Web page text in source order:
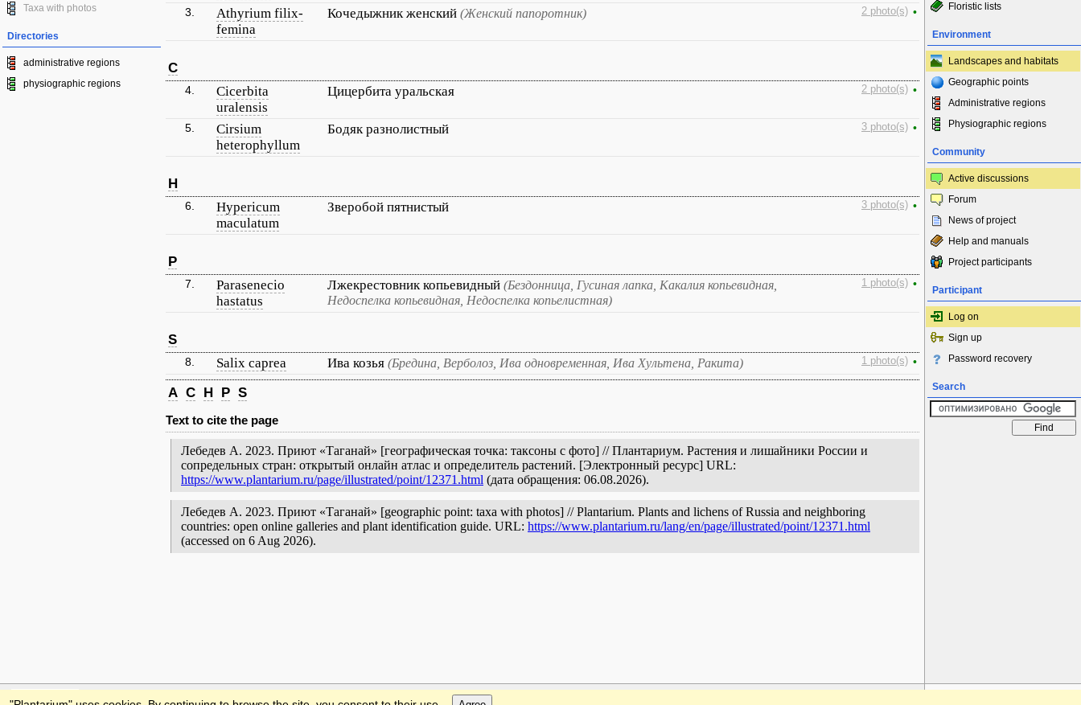
Taxa with photos
Directories
administrative regions
physiographic regions
3.
Athyrium filix-
femina
Кочедыжник женский (Женский папоротник) 2 photo(s) •
C
4.
Cicerbita
uralensis
Цицербита уральская 2 photo(s) •
5.
Cirsium
heterophyllum
Бодяк разнолистный 3 photo(s) •
H
6.
Hypericum
maculatum
Зверобой пятнистый 3 photo(s) •
P
7.
Parasenecio
hastatus
Лжекрестовник копьевидный (Бездонница, Гусиная лапка, Какалия копьевидная,
Недоспелка копьевидная, Недоспелка копьелистная)
1 photo(s) •
S
8. Salix caprea Ива козья (Бредина, Верболоз, Ива одновременная, Ива Хультена, Ракита) 1 photo(s) •
A C H P S
Text to cite the page
Лебедев А. 2023. Приют «Таганай» [географическая точка: таксоны с фото] // Плантариум. Растения и лишайники России и
сопредельных стран: открытый онлайн атлас и определитель растений. [Электронный ресурс] URL:
https://www.plantarium.ru/page/illustrated/point/12371.html (дата обращения: 06.08.2026).
Лебедев А. 2023. Приют «Таганай» [geographic point: taxa with photos] // Plantarium. Plants and lichens of Russia and neighboring
countries: open online galleries and plant identification guide. URL: https://www.plantarium.ru/lang/en/page/illustrated/point/12371.html
(accessed on 6 Aug 2026).
Floristic lists
Environment
Landscapes and habitats
Geographic points
Administrative regions
Physiographic regions
Community
Active discussions
Forum
News of project
Help and manuals
Project participants
Participant
Log on
Sign up
Password recovery
Search
Feedback